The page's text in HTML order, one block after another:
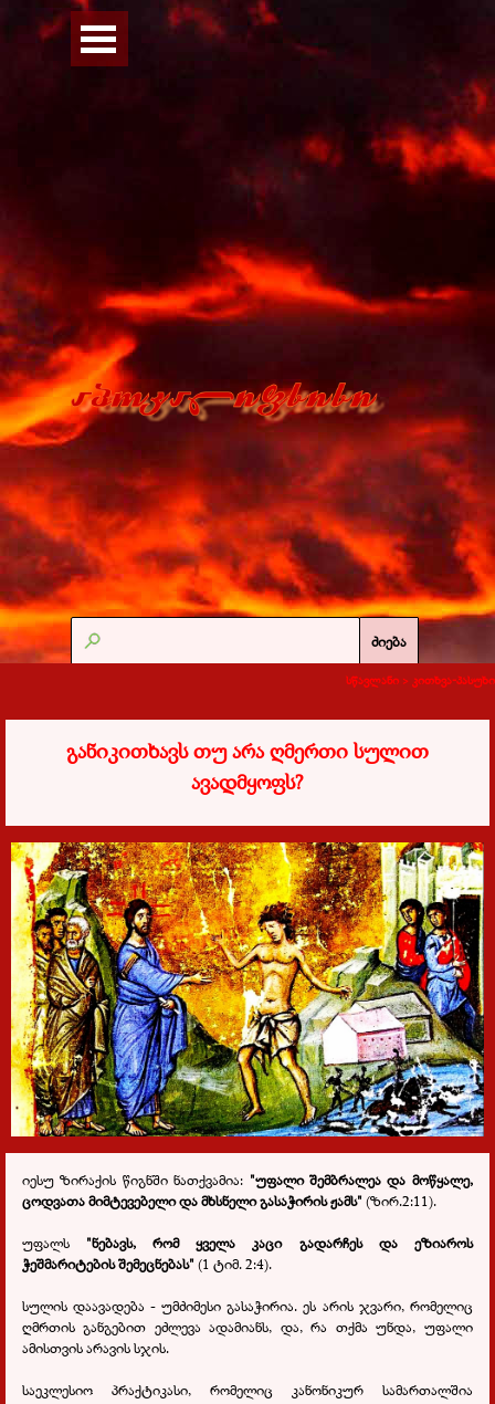
Перейти к контенту
Пропустить меню
ძიება
სწავლანი > კითხვა-პასუხი
განიკითხავს თუ არა ღმერთი სულით
ავადმყოფს?
იესუ ზირაქის წიგნში ნათქვამია: "უფალი შემბრალეა და მოწყალე,
ცოდვათა მიმტევებელი და მხსნელი გასაჭირის ჟამს" (ზირ.2:11).
უფალს "ნებავს, რომ ყველა კაცი გადარჩეს და ეზიაროს
ჭეშმარიტების შემეცნებას" (1 ტიმ. 2:4).
სულის დაავადება - უმძიმესი გასაჭირია. ეს არის ჯვარი, რომელიც
ღმრთის განგებით ეძლევა ადამიანს, და, რა თქმა უნდა, უფალი
ამისთვის არავის სჯის.
საეკლესიო პრაქტიკასი, რომელიც კანონიკურ სამართალშია